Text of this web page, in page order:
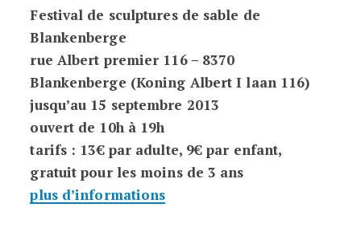
Festival de sculptures de sable de
Blankenberge
rue Albert premier 116 – 8370
Blankenberge (Koning Albert I laan 116)
jusqu’au 15 septembre 2013
ouvert de 10h à 19h
tarifs : 13€ par adulte, 9€ par enfant,
gratuit pour les moins de 3 ans
plus d’informations